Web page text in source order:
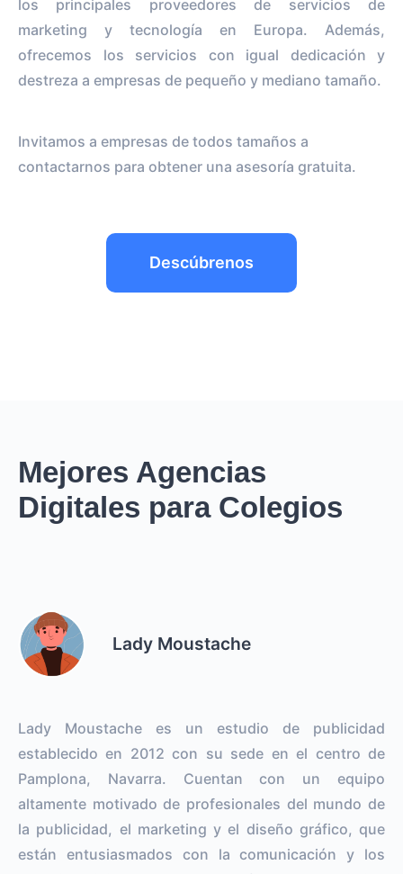
los principales proveedores de servicios de
marketing y tecnología en Europa. Además,
ofrecemos los servicios con igual dedicación y
destreza a empresas de pequeño y mediano tamaño.
Invitamos a empresas de todos tamaños a
contactarnos para obtener una asesoría gratuita.
Descúbrenos
Mejores Agencias
Digitales para Colegios
Lady Moustache
Lady Moustache es un estudio de publicidad
establecido en 2012 con su sede en el centro de
Pamplona, Navarra. Cuentan con un equipo
altamente motivado de profesionales del mundo de
la publicidad, el marketing y el diseño gráfico, que
están entusiasmados con la comunicación y los